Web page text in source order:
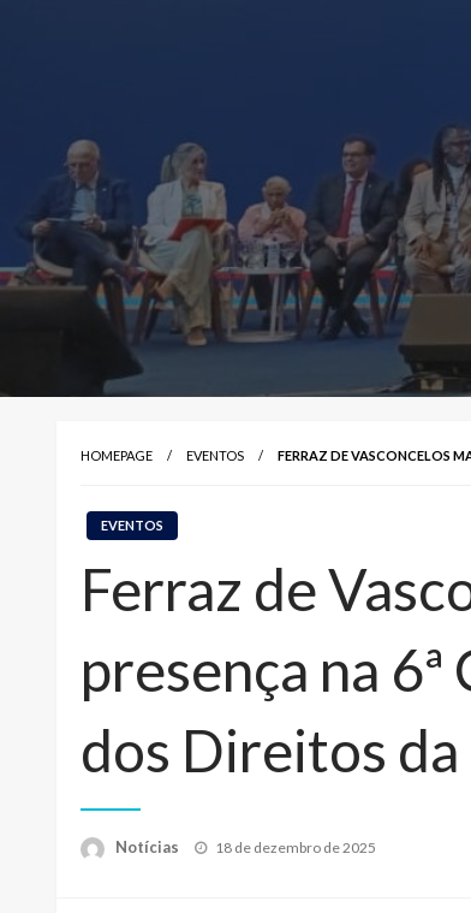
HOMEPAGE EVENTOS FERRAZ DE VASCONCELOS
EVENTOS
Ferraz de
presença na
dos Direitos da
Notícias
Posted
18 de dezembro de 2025